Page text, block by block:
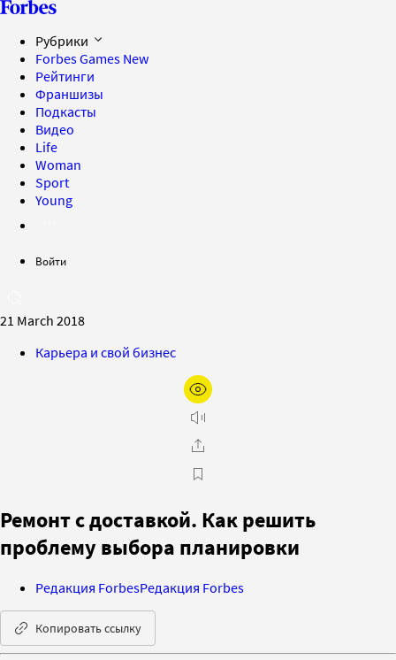
Рубрики
Forbes Games New
Рейтинги
Франшизы
Подкасты
Видео
Life
Woman
Sport
Young
Войти
21 March 2018
Карьера и свой бизнес
Ремонт с доставкой. Как решить
проблему выбора планировки
Редакция ForbesРедакция Forbes
Копировать ссылку